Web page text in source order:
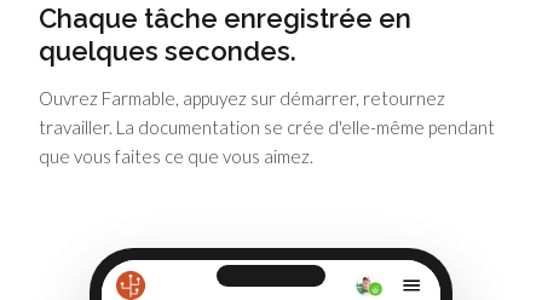
Chaque tâche enregistrée en
quelques secondes.
Ouvrez Farmable, appuyez sur démarrer, retournez
travailler. La documentation se crée d'elle-même pendant
que vous faites ce que vous aimez.